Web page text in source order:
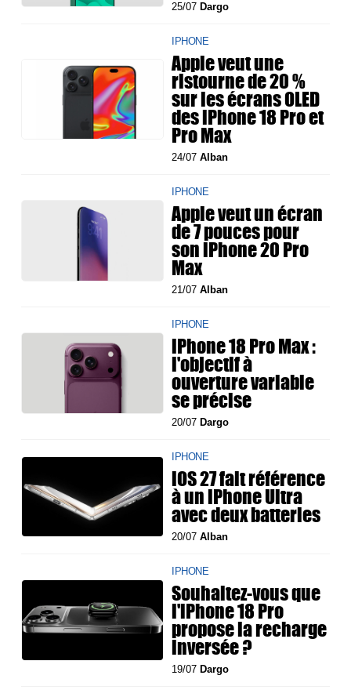
25/07 Dargo
IPHONE
Apple veut une
ristourne de 20 %
sur les écrans OLED
des iPhone 18 Pro et
Pro Max
24/07Alban
IPHONE
Apple veut un écran
de 7 pouces pour
son iPhone 20 Pro
Max
21/07Alban
IPHONE
iPhone 18 Pro Max :
l'objectif à
ouverture variable
se précise
20/07 Dargo
IPHONE
iOS 27 fait référence
à un iPhone Ultra
avec deux batteries
20/07Alban
IPHONE
Souhaitez-vous que
l'iPhone 18 Pro
propose la recharge
inversée ?
19/07 Dargo